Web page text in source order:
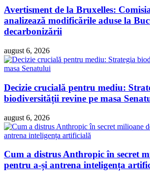
Avertisment de la Bruxelles:
analizează modificările aduse la
decarbonizării
august 6, 2026
Decizie crucială pentru mediu:
biodiversității revine pe masa
august 6, 2026
Cum a distrus Anthropic în secret
pentru a-și antrena inteligența